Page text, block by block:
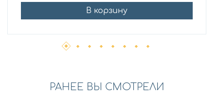
В корзину
РАНЕЕ ВЫ СМОТРЕЛИ